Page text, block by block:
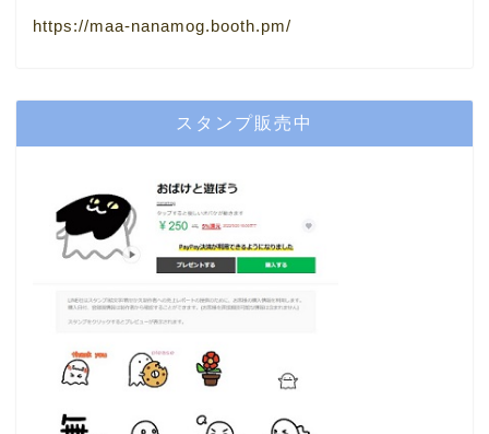
https://maa-nanamog.booth.pm/
スタンプ販売中